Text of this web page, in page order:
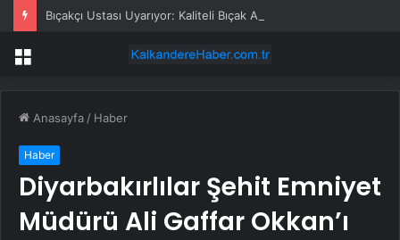
Bıçakçı Ustası Uyarıyor: Kaliteli Bıçak Alın!
Menü
Anasayfa / Haber
Haber
Diyarbakırlılar Şehit Emniyet
Müdürü Ali Gaffar Okkan’ı